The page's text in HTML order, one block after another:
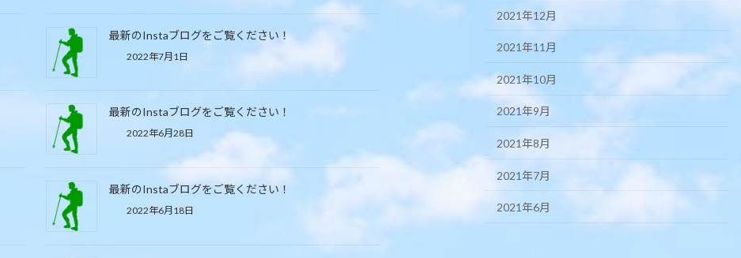
最新のInstaブログをご覧ください！
2022年7月1日
最新のInstaブログをご覧ください！
2022年6月28日
最新のInstaブログをご覧ください！
2022年6月18日
2021年12月
2021年11月
2021年10月
2021年9月
2021年8月
2021年7月
2021年6月